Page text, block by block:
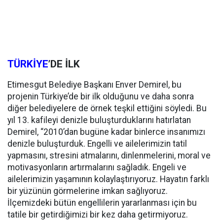
TÜRKİYE’DE İLK
Etimesgut Belediye Başkanı Enver Demirel, bu
projenin Türkiye’de bir ilk olduğunu ve daha sonra
diğer belediyelere de örnek teşkil ettiğini söyledi. Bu
yıl 13. kafileyi denizle buluşturduklarını hatırlatan
Demirel, “2010’dan bugüne kadar binlerce insanımızı
denizle buluşturduk. Engelli ve ailelerimizin tatil
yapmasını, stresini atmalarını, dinlenmelerini, moral ve
motivasyonların artırmalarını sağladık. Engeli ve
ailelerimizin yaşamının kolaylaştırıyoruz. Hayatın farklı
bir yüzünün görmelerine imkan sağlıyoruz.
İlçemizdeki bütün engellilerin yararlanması için bu
tatile bir getirdiğimizi bir kez daha getirmiyoruz.